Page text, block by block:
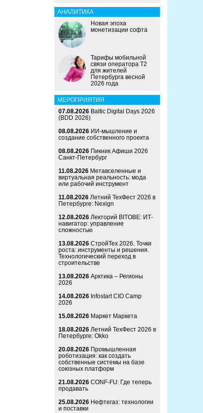
АНАЛИТИКА
Новая эпоха
монетизации софта
Тарифы мобильной
связи оператора Т2
для жителей
Петербурга весной
2026 года
МЕРОПРИЯТИЯ
07.08.2026 Baltic Digital Days 2026
(BDD 2026)
08.08.2026 ИИ-мышление и
создание собственного проекта
08.08.2026 Пикник Афиши 2026
Санкт-Петербург
11.08.2026 Метавселенные и
виртуальная реальность: мода
или рабочий инструмент
11.08.2026 Летний ТехФест 2026 в
Петербурге: Nexign
12.08.2026 Лекторий BITOBE: ИТ-
навигатор: управление
сложностью
13.08.2026 СтройТех 2026. Точки
роста: инструменты и решения.
Технологический переход в
строительстве
13.08.2026 Арктика – Регионы
2026
14.08.2026 Infostart CIO Camp
2026
15.08.2026 Маркет Маркета
18.08.2026 Летний ТехФест 2026 в
Петербурге: Okko
20.08.2026 Промышленная
роботизация: как создать
собственные системы на базе
союзных платформ
21.08.2026 CONF-FU: Где теперь
продавать
25.08.2026 Нефтегаз: технологии
и поставки